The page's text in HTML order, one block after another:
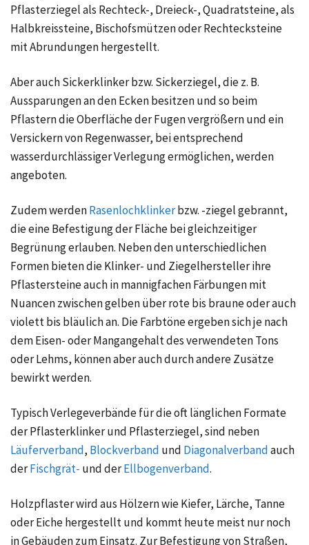
Pflasterziegel als Rechteck-, Dreieck-, Quadratsteine, als
Halbkreissteine, Bischofsmützen oder Rechtecksteine
mit Abrundungen hergestellt.
Aber auch Sickerklinker bzw. Sickerziegel, die z. B.
Aussparungen an den Ecken besitzen und so beim
Pflastern die Oberfläche der Fugen vergrößern und ein
Versickern von Regenwasser, bei entsprechend
wasserdurchlässiger Verlegung ermöglichen, werden
angeboten.
Zudem werdenRasenlochklinkerbzw. -ziegel gebrannt,
die eine Befestigung der Fläche bei gleichzeitiger
Begrünung erlauben. Neben den unterschiedlichen
Formen bieten die Klinker- und Ziegelhersteller ihre
Pflastersteine auch in mannigfachen Färbungen mit
Nuancen zwischen gelben über rote bis braune oder auch
violett bis bläulich an. Die Farbtöne ergeben sich je nach
dem Eisen- oder Mangangehalt des verwendeten Tons
oder Lehms, können aber auch durch andere Zusätze
bewirkt werden.
Typisch Verlegeverbände für die oft länglichen Formate
der Pflasterklinker und Pflasterziegel, sind neben
Läuferverband, Blockverband und Diagonalverbandauch
derFischgrät- und derEllbogenverband.
Holzpflasterwird aus Hölzern wie Kiefer, Lärche, Tanne
oder Eiche hergestellt und kommt heute meist nur noch
in Gebäuden zum Einsatz. Zur Befestigung von Straßen,